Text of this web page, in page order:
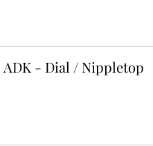
ADK - Dial / Nippletop